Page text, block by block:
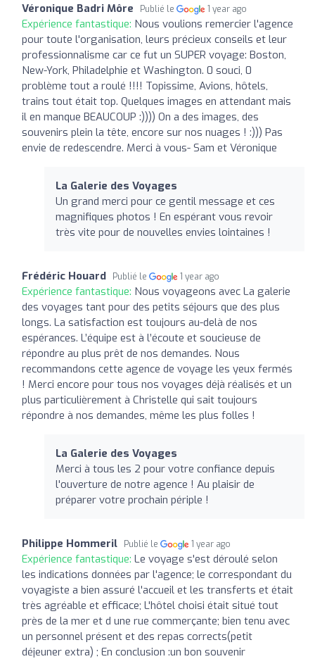
Véronique Badri Môre Publié le 1 year ago
Expérience fantastique: Nous voulions remercier l'agence
pour toute l'organisation, leurs précieux conseils et leur
professionnalisme car ce fut un SUPER voyage: Boston,
New-York, Philadelphie et Washington. 0 souci, 0
problème tout a roulé !!!! Topissime, Avions, hôtels,
trains tout était top. Quelques images en attendant mais
il en manque BEAUCOUP :)))) On a des images, des
souvenirs plein la tête, encore sur nos nuages ! :))) Pas
envie de redescendre. Merci à vous- Sam et Véronique
La Galerie des Voyages
Un grand merci pour ce gentil message et ces
magnifiques photos ! En espérant vous revoir
très vite pour de nouvelles envies lointaines !
Frédéric Houard Publié le 1 year ago
Expérience fantastique: Nous voyageons avec La galerie
des voyages tant pour des petits séjours que des plus
longs. La satisfaction est toujours au-delà de nos
espérances. L’équipe est à l’écoute et soucieuse de
répondre au plus prêt de nos demandes. Nous
recommandons cette agence de voyage les yeux fermés
! Merci encore pour tous nos voyages déjà réalisés et un
plus particulièrement à Christelle qui sait toujours
répondre à nos demandes, même les plus folles !
La Galerie des Voyages
Merci à tous les 2 pour votre confiance depuis
l'ouverture de notre agence ! Au plaisir de
préparer votre prochain périple !
Philippe Hommeril Publié le 1 year ago
Expérience fantastique: Le voyage s'est déroulé selon
les indications données par l'agence; le correspondant du
voyagiste a bien assuré l'accueil et les transferts et était
très agréable et efficace; L'hôtel choisi était situé tout
près de la mer et d une rue commerçante; bien tenu avec
un personnel présent et des repas corrects(petit
déjeuner extra) ; En conclusion :un bon souvenir